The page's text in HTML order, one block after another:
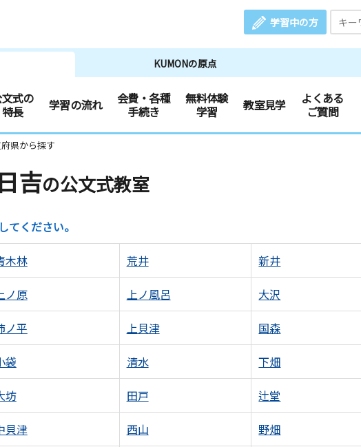
学習中の方
KUMONの原点
式の
特長
学習の流れ
会費・各種
手続き
無料体験
学習
教室見学
よくある
ご質問
県から探す
吉の公文式教室
てください。
木林 荒井 新井
ノ原 上ノ風呂 大沢
ノ平 上貝津 国森
袋 清水 下畑
坊 田戸 辻堂
貝津 西山 野畑